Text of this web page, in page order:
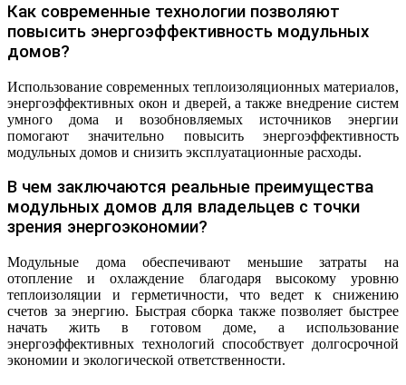
Как современные технологии позволяют
повысить энергоэффективность модульных
домов?
Использование современных теплоизоляционных материалов,
энергоэффективных окон и дверей, а также внедрение систем
умного дома и возобновляемых источников энергии
помогают значительно повысить энергоэффективность
модульных домов и снизить эксплуатационные расходы.
В чем заключаются реальные преимущества
модульных домов для владельцев с точки
зрения энергоэкономии?
Модульные дома обеспечивают меньшие затраты на
отопление и охлаждение благодаря высокому уровню
теплоизоляции и герметичности, что ведет к снижению
счетов за энергию. Быстрая сборка также позволяет быстрее
начать жить в готовом доме, а использование
энергоэффективных технологий способствует долгосрочной
экономии и экологической ответственности.